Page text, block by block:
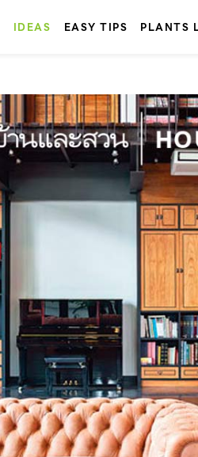
IDEAS EASY TIPS PLANTS